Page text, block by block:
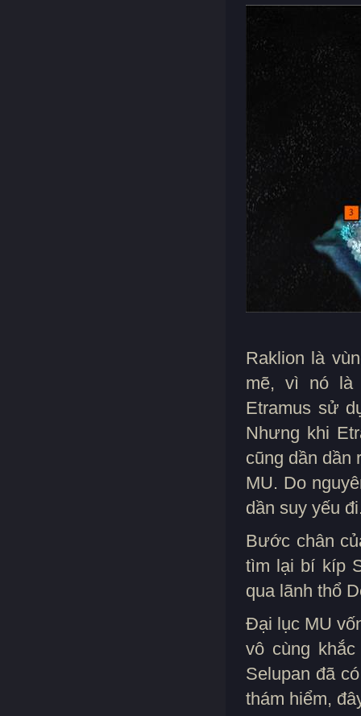
Raklion là
mẽ, vì nó là
Etramus sử
Nhưng khi
cũng dần dần
MU. Do
dần suy yếu
Bước chân
tìm lại bí kíp
qua lãnh thổ
Đại lục MU
vô cùng
Selupan đã
thám hiểm,